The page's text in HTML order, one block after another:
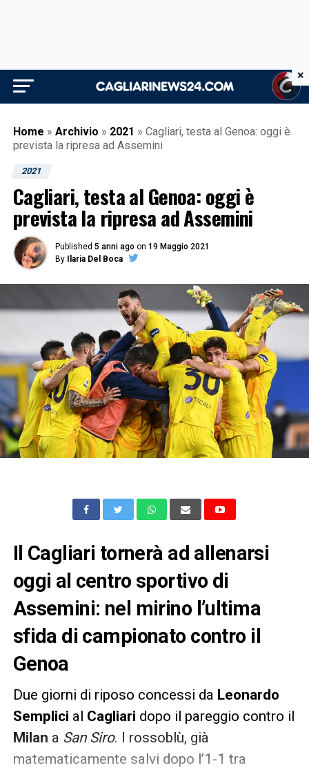
Home » Archivio » 2021 » Cagliari, testa al Genoa: oggi è
prevista la ripresa ad Assemini
2021
Cagliari, testa al Genoa: oggi è
prevista la ripresa ad Assemini
Published 5 anni ago on 19 Maggio 2021
By
Ilaria Del Boca
Il Cagliari tornerà ad allenarsi
oggi al centro sportivo di
Assemini: nel mirino l’ultima
sfida di campionato contro il
Genoa
Due giorni di riposo concessi da Leonardo
Semplici al Cagliari dopo il pareggio contro il
Milan a San Siro. I rossoblù, già
matematicamente salvi dopo l’1-1 tra
×